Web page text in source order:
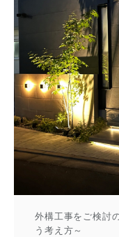
外構工事をご検討
う考え方～